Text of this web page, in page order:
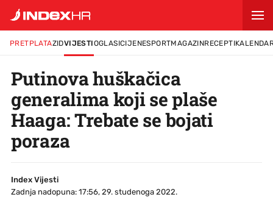
PRETPLATAZIDVIJESTIOGLASICIJENESPORTMAGAZINRECEPTI
Putinova huškačica
generalima koji se plaše
Haaga: Trebate se bojati
poraza
Index Vijesti
Zadnja nadopuna: 17:56, 29. studenoga 2022.